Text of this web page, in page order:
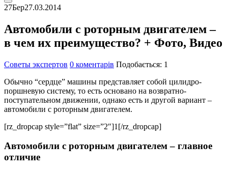
27Бер27.03.2014
Автомобили с роторным двигателем –
в чем их преимущество? + Фото, Видео
Советы экспертов 0 коментарів Подобається: 1
Обычно “сердце” машины представляет собой цилидро-
поршневую систему, то есть основано на возвратно-
поступательном движении, однако есть и другой вариант –
автомобили с роторным двигателем.
[rz_dropcap style=”flat” size=”2″]1[/rz_dropcap]
Автомобили с роторным двигателем – главное
отличие